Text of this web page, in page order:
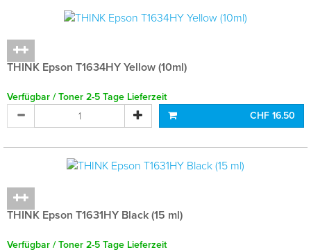
THINK Epson T1634HY Yellow (10ml)
Verfügbar / Toner 2-5 Tage Lieferzeit
CHF 16.50
THINK Epson T1631HY Black (15 ml)
Verfügbar / Toner 2-5 Tage Lieferzeit